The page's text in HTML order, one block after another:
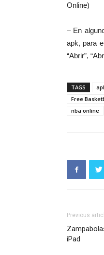
Online)
– En
apk, para
“Abrir”,
TAGS
Free
nba online
Previous
iPad